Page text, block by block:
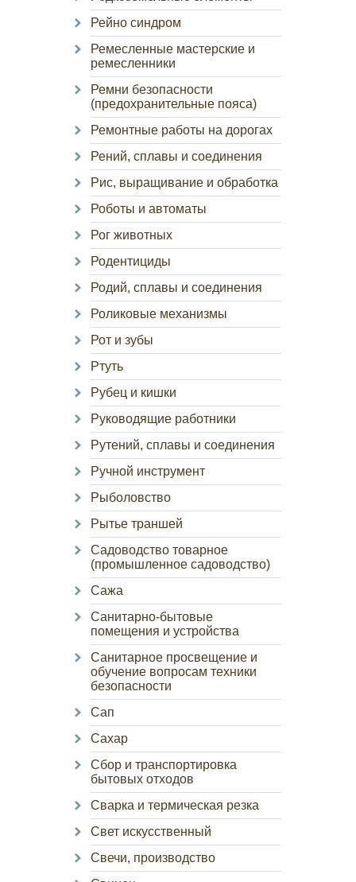
Рейно синдром
Ремесленные мастерские и
ремесленники
Ремни безопасности
(предохранительные пояса)
Ремонтные работы на дорогах
Рений, сплавы и соединения
Рис, выращивание и обработка
Роботы и автоматы
Рог животных
Родентициды
Родий, сплавы и соединения
Роликовые механизмы
Рот и зубы
Ртуть
Рубец и кишки
Руководящие работники
Рутений, сплавы и соединения
Ручной инструмент
Рыболовство
Рытье траншей
Садоводство товарное
(промышленное садоводство)
Сажа
Санитарно-бытовые
помещения и устройства
Санитарное просвещение и
обучение вопросам техники
безопасности
Сап
Сахар
Сбор и транспортировка
бытовых отходов
Сварка и термическая резка
Свет искусственный
Свечи, производство